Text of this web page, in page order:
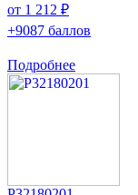
от 1 212 ₽
+9087 баллов
Подробнее